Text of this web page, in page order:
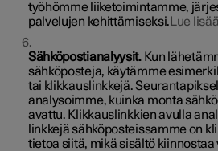
työhömme liiketoimintamme,
palvelujen kehittämiseksi. Lue lisää
Sähköpostianalyysit. Kun
sähköposteja, käytämme
tai klikkauslinkkejä.
analysoimme, kuinka monta
avattu. Klikkauslinkkien avulla
linkkejä sähköposteissamme on
tietoa siitä, mikä sisältö